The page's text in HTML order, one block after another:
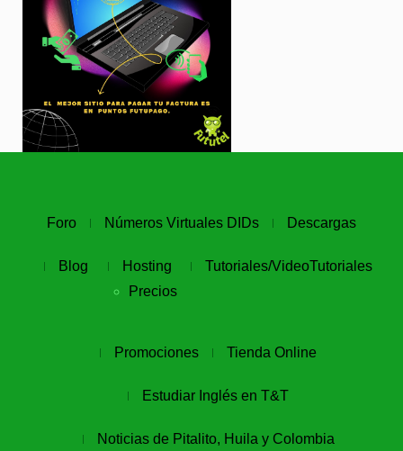
Foro Números Virtuales DIDs Descargas
Blog
Hosting
Precios
Tutoriales/VideoTutoriales
Promociones Tienda Online
Estudiar Inglés en T&T
Noticias de Pitalito, Huila y Colombia